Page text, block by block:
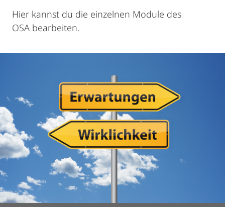
Hier kannst du die einzelnen Module des
OSA bearbeiten.